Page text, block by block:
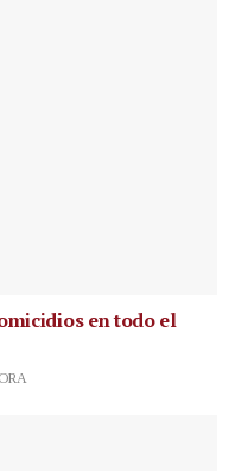
en todo el